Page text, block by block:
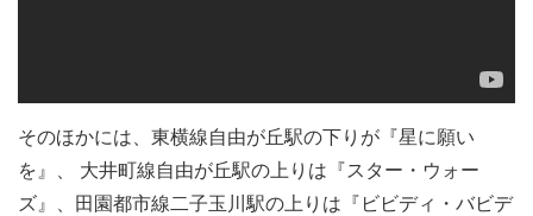
そのほかには、東横線自由が丘駅の下りが『星に願い
を』、 大井町線自由が丘駅の上りは『スター・ウォー
ズ』、田園都市線二子玉川駅の上りは『ビビディ・バビデ